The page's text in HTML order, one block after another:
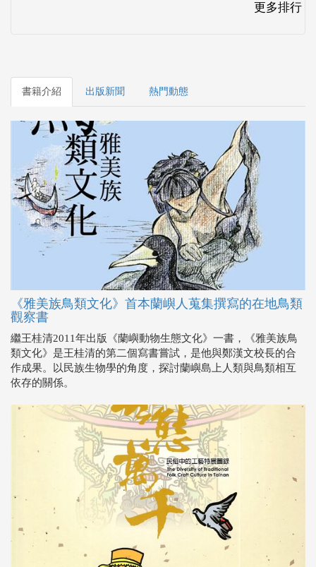
更多排行
書籍介紹 出版新聞 熱門動態
《雅美族鳥類文化》首本蘭嶼人蒐集撰寫的在地鳥類
觀察書
繼王桂清2011年出版《蘭嶼動物生態文化》一書，《雅美族鳥
類文化》是王桂清的第二個寫書嘗試，是他與鄭漢文校長的合
作成果。以民族生物學的角度，探討蘭嶼島上人類與鳥類相互
依存的關係。